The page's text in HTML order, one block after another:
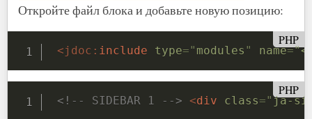
Откройте файл блока и добавьте новую позицию:
PHP
<jdoc: include type=" modules " name="
PHP
<!-- SIDEBAR 1 --> <div class="ja-